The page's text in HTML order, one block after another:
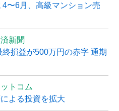
〜6月、高級マンション売
新聞
損益が500万円の赤字 通期
トコム
よる投資を拡大